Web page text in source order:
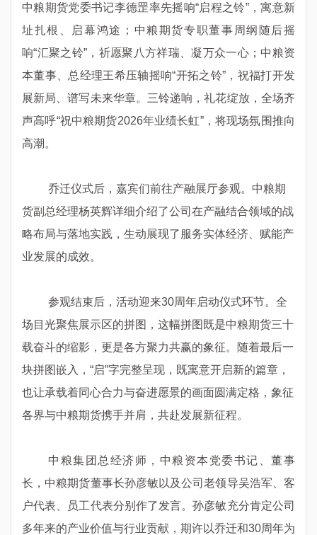
中粮期货党委书记李德罡率先摇响“启程之铃”，寓意新
址扎根、启幕鸿途；中粮期货专职董事周纲随后摇
响“汇聚之铃”，祈愿聚八方祥瑞、凝万众一心；中粮资
本董事、总经理王希压轴摇响“开拓之铃”，祝福打开发
展新局、谱写未来华章。三铃递响，礼花绽放，全场齐
声高呼“祝中粮期货2026年业绩长虹”，将现场氛围推向
高潮 。
乔迁仪式后，嘉宾们前往产融展厅参观。中粮期
货副总经理杨英辉详细介绍了公司在产融结合领域的战
略布局与落地实践，生动展现了服务实体经济、赋能产
业发展的成效。
参观结束后 ，活动迎来30周年启动仪式环节。全
场目光聚焦展示区的拼图，这幅拼图既是中粮期货三十
载奋斗的缩影，更是各方聚力共赢的象征。随着最后一
块拼图嵌入 ， “启”字完整呈现，既寓意开启新的篇章，
也让承载着同心合力与奋进愿景的画面圆满定格，象征
各界与中粮期货携手并肩，共赴发展新征程。
中粮集团总经济师，中粮资本党委书记、董事
长，中粮期货董事长孙彦敏以及公司老领导吴浩军、客
户代表、员工代表分别作了发言。孙彦敏充分肯定公司
多年来的产业价值与行业贡献，期许以乔迁和30周年为